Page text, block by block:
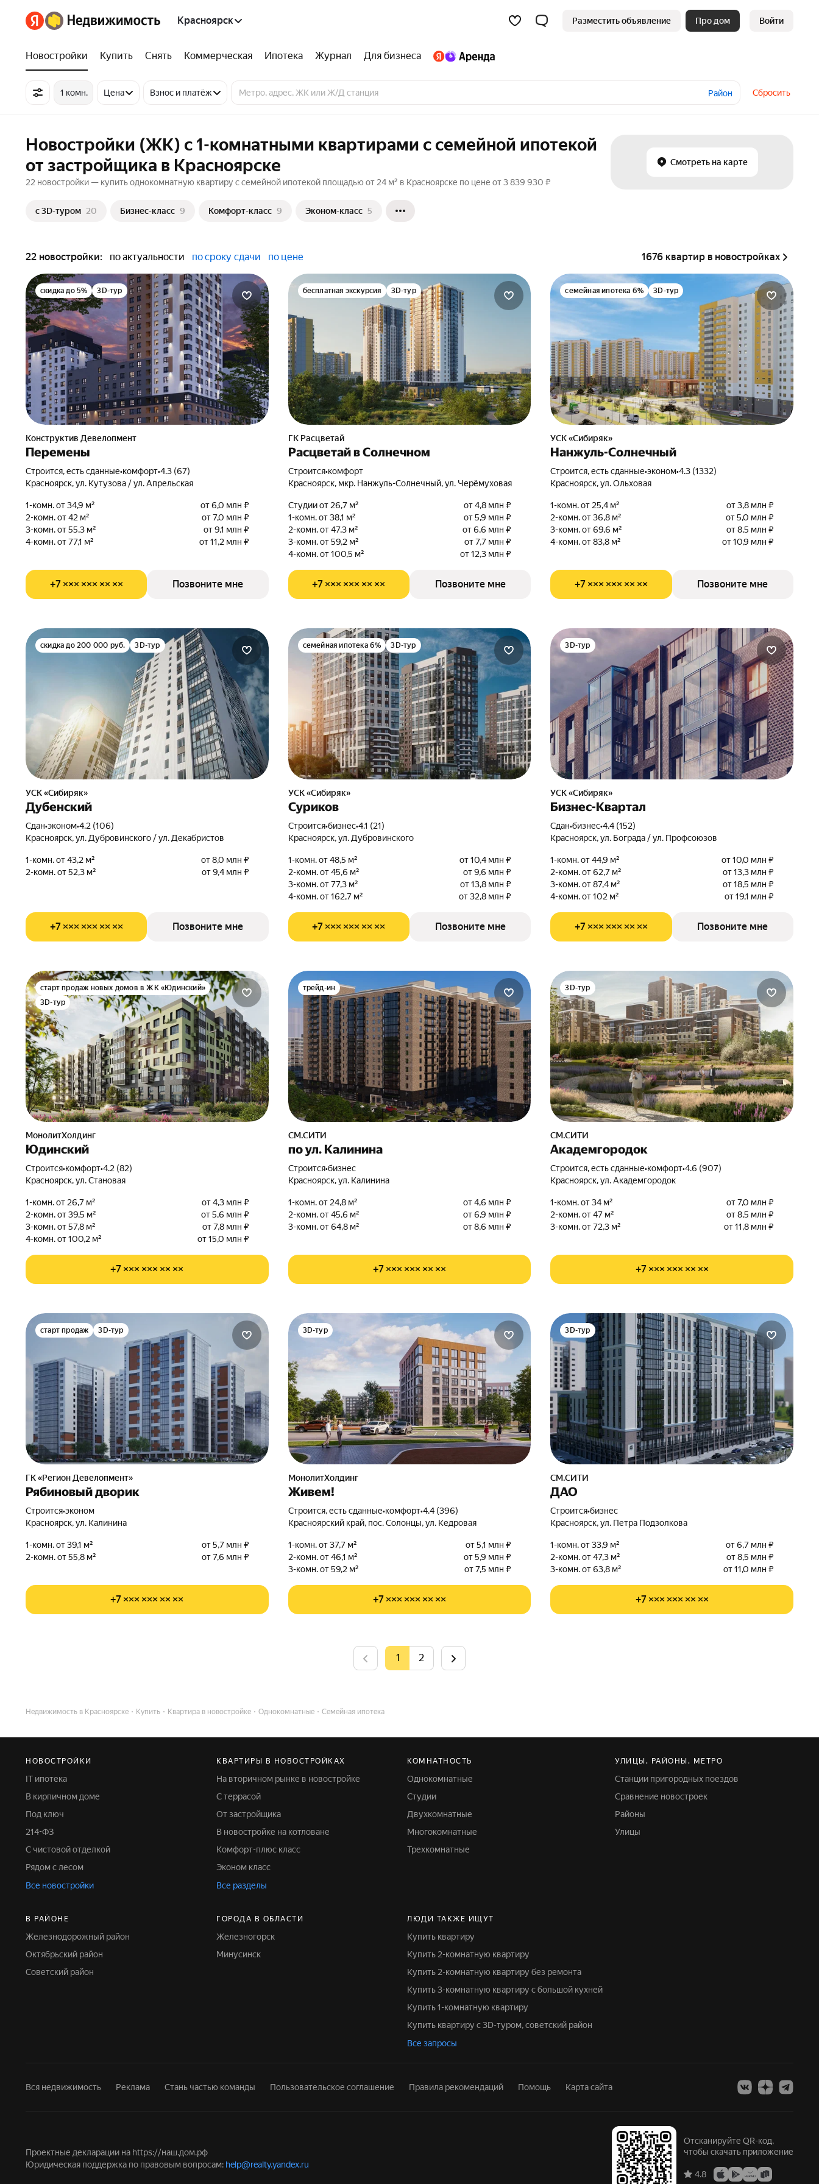
Красноярск Разместить объявление Про дом Войти
Новостройки Купить Снять Коммерческая Ипотека Журнал Для бизнеса
1 комн. Цена Взнос и платёж Район Сбросить
Новостройки (ЖК) с 1-комнатными квартирами с семейной ипотекой
от застройщика в Красноярске
22 новостройки — купить однокомнатную квартиру с семейной ипотекой площадью от 24 м² в Красноярске по цене от 3 839 930 ₽
c 3D-туром 20 Бизнес-класс 9 Комфорт-класс 9 Эконом-класс 5
Смотреть на карте
22 новостройки: по актуальности по сроку сдачи по цене 1676 квартир в новостройках
скидка до 5% 3D-тур
Конструктив Девелопмент
Перемены
Строится, есть сданные•комфорт•4.3 (67)
Красноярск, ул. Кутузова / ул. Апрельская
1-комн. от 34,9 м²
от 6,0 млн ₽
2-комн. от 42 м²
от 7,0 млн ₽
3-комн. от 55,3 м²
от 9,1 млн ₽
4-комн. от 77,1 м²
от 11,2 млн ₽
+7 ××× ××× ×× ×× Позвоните мне
бесплатная экскурсия 3D-тур
ГК Расцветай
Расцветай в Солнечном
Строится•комфорт
Красноярск, мкр. Нанжуль-Солнечный, ул. Черёмуховая
Студии от 26,7 м²
от 4,8 млн ₽
1-комн. от 38,1 м²
от 5,9 млн ₽
2-комн. от 47,3 м²
от 6,6 млн ₽
3-комн. от 59,2 м²
от 7,7 млн ₽
4-комн. от 100,5 м²
от 12,3 млн ₽
+7 ××× ××× ×× ×× Позвоните мне
семейная ипотека 6% 3D-тур
УСК «Сибиряк»
Нанжуль-Солнечный
Строится, есть сданные•эконом•4.3 (1332)
Красноярск, ул. Ольховая
1-комн. от 25,4 м²
от 3,8 млн ₽
2-комн. от 36,8 м²
от 5,0 млн ₽
3-комн. от 69,6 м²
от 8,5 млн ₽
4-комн. от 83,8 м²
от 10,9 млн ₽
+7 ××× ××× ×× ×× Позвоните мне
скидка до 200 000 руб. 3D-тур
УСК «Сибиряк»
Дубенский
Сдан•эконом•4.2 (106)
Красноярск, ул. Дубровинского / ул. Декабристов
1-комн. от 43,2 м²
от 8,0 млн ₽
2-комн. от 52,3 м²
от 9,4 млн ₽
+7 ××× ××× ×× ×× Позвоните мне
семейная ипотека 6% 3D-тур
УСК «Сибиряк»
Суриков
Строится•бизнес•4.1 (21)
Красноярск, ул. Дубровинского
1-комн. от 48,5 м²
от 10,4 млн ₽
2-комн. от 45,6 м²
от 9,6 млн ₽
3-комн. от 77,3 м²
от 13,8 млн ₽
4-комн. от 162,7 м²
от 32,8 млн ₽
+7 ××× ××× ×× ×× Позвоните мне
3D-тур
УСК «Сибиряк»
Бизнес-Квартал
Сдан•бизнес•4.4 (152)
Красноярск, ул. Бограда / ул. Профсоюзов
1-комн. от 44,9 м²
от 10,0 млн ₽
2-комн. от 62,7 м²
от 13,3 млн ₽
3-комн. от 87,4 м²
от 18,5 млн ₽
4-комн. от 102 м²
от 19,1 млн ₽
+7 ××× ××× ×× ×× Позвоните мне
старт продаж новых домов в ЖК «Юдинский»
3D-тур
МонолитХолдинг
Юдинский
Строится•комфорт•4.2 (82)
Красноярск, ул. Становая
1-комн. от 26,7 м²
от 4,3 млн ₽
2-комн. от 39,5 м²
от 5,6 млн ₽
3-комн. от 57,8 м²
от 7,8 млн ₽
4-комн. от 100,2 м²
от 15,0 млн ₽
+7 ××× ××× ×× ××
трейд-ин
СМ.СИТИ
по ул. Калинина
Строится•бизнес
Красноярск, ул. Калинина
1-комн. от 24,8 м²
от 4,6 млн ₽
2-комн. от 45,6 м²
от 6,9 млн ₽
3-комн. от 64,8 м²
от 8,6 млн ₽
+7 ××× ××× ×× ××
3D-тур
СМ.СИТИ
Академгородок
Строится, есть сданные•комфорт•4.6 (907)
Красноярск, ул. Академгородок
1-комн. от 34 м²
от 7,0 млн ₽
2-комн. от 47 м²
от 8,5 млн ₽
3-комн. от 72,3 м²
от 11,8 млн ₽
+7 ××× ××× ×× ××
старт продаж 3D-тур
ГК «Регион Девелопмент»
Рябиновый дворик
Строится•эконом
Красноярск, ул. Калинина
1-комн. от 39,1 м²
от 5,7 млн ₽
2-комн. от 55,8 м²
от 7,6 млн ₽
+7 ××× ××× ×× ××
3D-тур
МонолитХолдинг
Живем!
Строится, есть сданные•комфорт•4.4 (396)
Красноярский край, пос. Солонцы, ул. Кедровая
1-комн. от 37,7 м²
от 5,1 млн ₽
2-комн. от 46,1 м²
от 5,9 млн ₽
3-комн. от 59,2 м²
от 7,5 млн ₽
+7 ××× ××× ×× ××
3D-тур
СМ.СИТИ
ДАО
Строится•бизнес
Красноярск, ул. Петра Подзолкова
1-комн. от 33,9 м²
от 6,7 млн ₽
2-комн. от 47,3 м²
от 8,5 млн ₽
3-комн. от 63,8 м²
от 11,0 млн ₽
+7 ××× ××× ×× ××
1 2
Недвижимость в Красноярске Купить Квартира в новостройке Однокомнатные Семейная ипотека
НОВОСТРОЙКИ
IT ипотека
В кирпичном доме
Под ключ
214-ФЗ
С чистовой отделкой
Рядом с лесом
Все новостройки
КВАРТИРЫ В НОВОСТРОЙКАХ
На вторичном рынке в новостройке
С террасой
От застройщика
В новостройке на котловане
Комфорт-плюс класс
Эконом класс
Все разделы
КОМНАТНОСТЬ
Однокомнатные
Студии
Двухкомнатные
Многокомнатные
Трехкомнатные
УЛИЦЫ, РАЙОНЫ, МЕТРО
Станции пригородных поездов
Сравнение новостроек
Районы
Улицы
В РАЙОНЕ
Железнодорожный район
Октябрьский район
Советский район
ГОРОДА В ОБЛАСТИ
Железногорск
Минусинск
ЛЮДИ ТАКЖЕ ИЩУТ
Купить квартиру
Купить 2-комнатную квартиру
Купить 2-комнатную квартиру без ремонта
Купить 3-комнатную квартиру с большой кухней
Купить 1-комнатную квартиру
Купить квартиру с 3D-туром, советский район
Все запросы
Вся недвижимость Реклама Стань частью команды Пользовательское соглашение Правила рекомендаций Помощь Карта сайта
Проектные декларации на https://наш.дом.рф
Юридическая поддержка по правовым вопросам: help@realty.yandex.ru
Отсканируйте QR-код,
чтобы скачать приложение
4.8